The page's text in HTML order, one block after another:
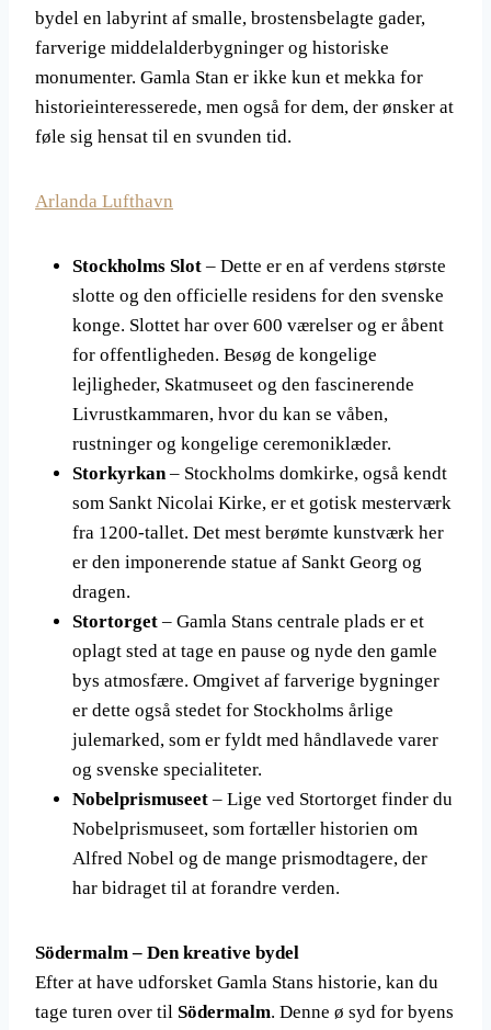
bydel en labyrint af smalle, brostensbelagte gader,
farverige middelalderbygninger og historiske
monumenter. Gamla Stan er ikke kun et mekka for
historieinteresserede, men også for dem, der ønsker at
føle sig hensat til en svunden tid.
Arlanda Lufthavn
Stockholms Slot – Dette er en af verdens største
slotte og den officielle residens for den svenske
konge. Slottet har over 600 værelser og er åbent
for offentligheden. Besøg de kongelige
lejligheder, Skatmuseet og den fascinerende
Livrustkammaren, hvor du kan se våben,
rustninger og kongelige ceremoniklæder.
Storkyrkan– Stockholms domkirke, også kendt
som Sankt Nicolai Kirke, er et gotisk mesterværk
fra 1200-tallet. Det mest berømte kunstværk her
er den imponerende statue af Sankt Georg og
dragen.
Stortorget – Gamla Stans centrale plads er et
oplagt sted at tage en pause og nyde den gamle
bys atmosfære. Omgivet af farverige bygninger
er dette også stedet for Stockholms årlige
julemarked, som er fyldt med håndlavede varer
og svenske specialiteter.
Nobelprismuseet – Lige ved Stortorget finder du
Nobelprismuseet, som fortæller historien om
Alfred Nobel og de mange prismodtagere, der
har bidraget til at forandre verden.
Södermalm – Den kreative bydel
Efter at have udforsket Gamla Stans historie, kan du
tage turen over til Södermalm. Denne ø syd for byens